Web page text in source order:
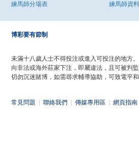
練馬師分場表
練馬師資料
博彩要有節制
未滿十八歲人士不得投注或進入可投注的地方。
向非法或海外莊家下注，即屬違法，且可被判監
切勿沉迷賭博，如需尋求輔導協助，可致電平
常見問題 聯絡我們 傳媒專用區 網頁指南